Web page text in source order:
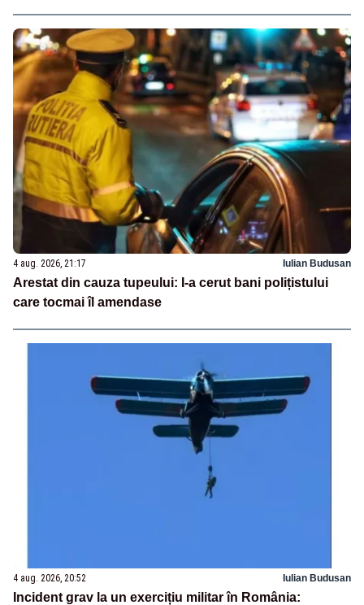
4 aug. 2026, 21:17 Iulian Budusan
Arestat din cauza tupeului: I-a cerut bani polițistului
care tocmai îl amendase
4 aug. 2026, 20:52 Iulian Budusan
Incident grav la un exercițiu militar în România: